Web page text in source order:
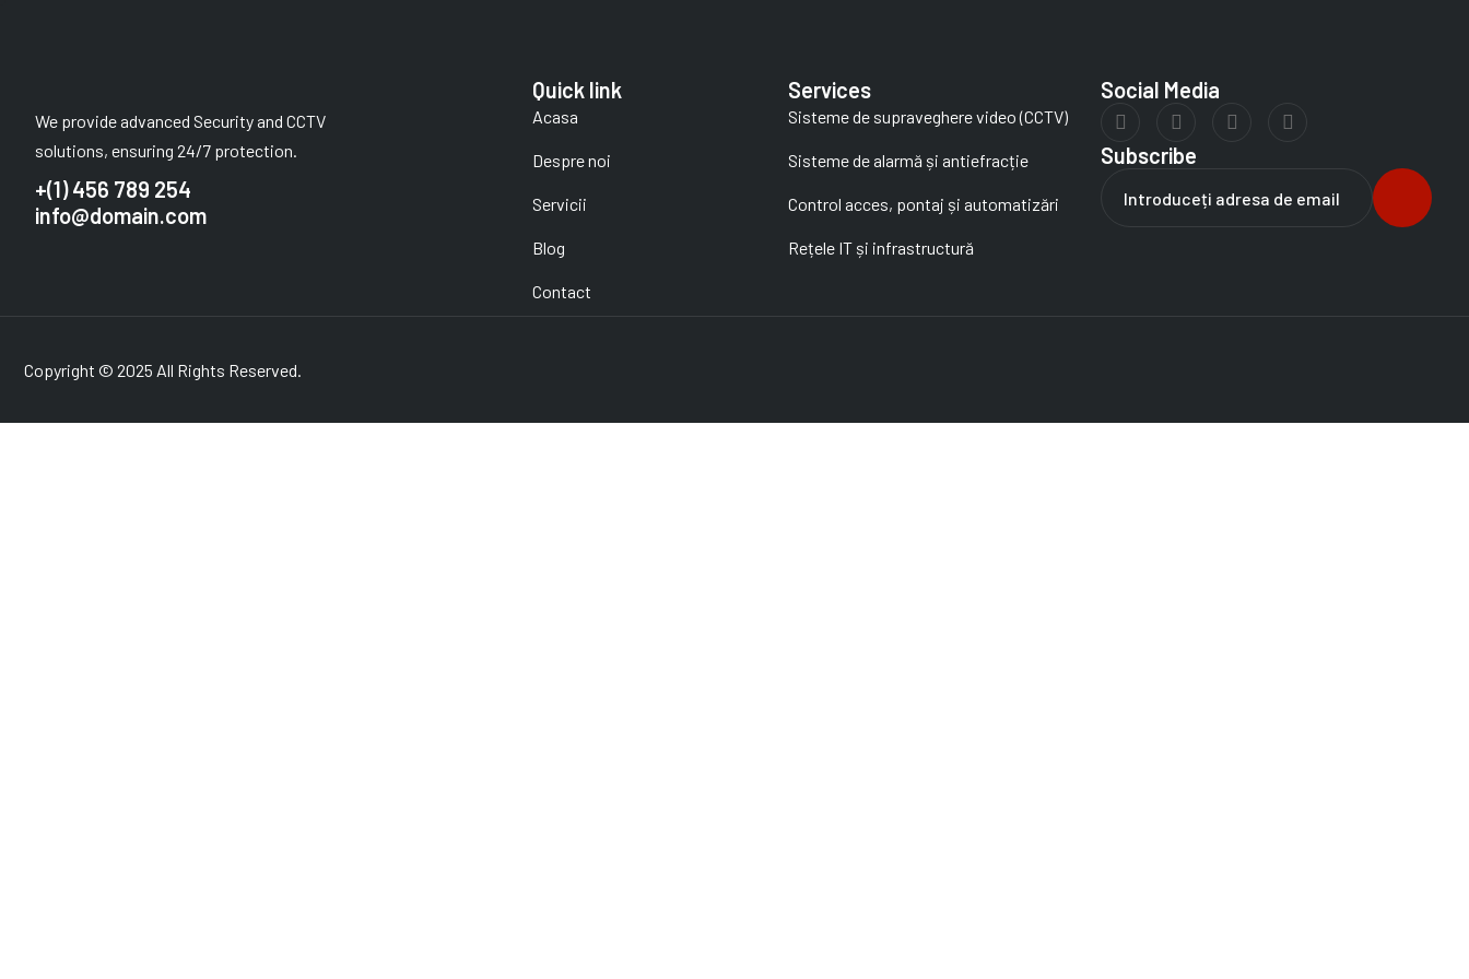
We provide advanced Security and CCTV
solutions, ensuring 24/7 protection.
+(1) 456 789 254
info@domain.com
Quick link
Acasa
Despre noi
Servicii
Blog
Contact
Services
Sisteme de supraveghere video (CCTV)
Sisteme de alarmă și antiefracție
Control acces, pontaj și automatizări
Rețele IT și infrastructură
Social Media
Subscribe
Copyright © 2025 All Rights Reserved.